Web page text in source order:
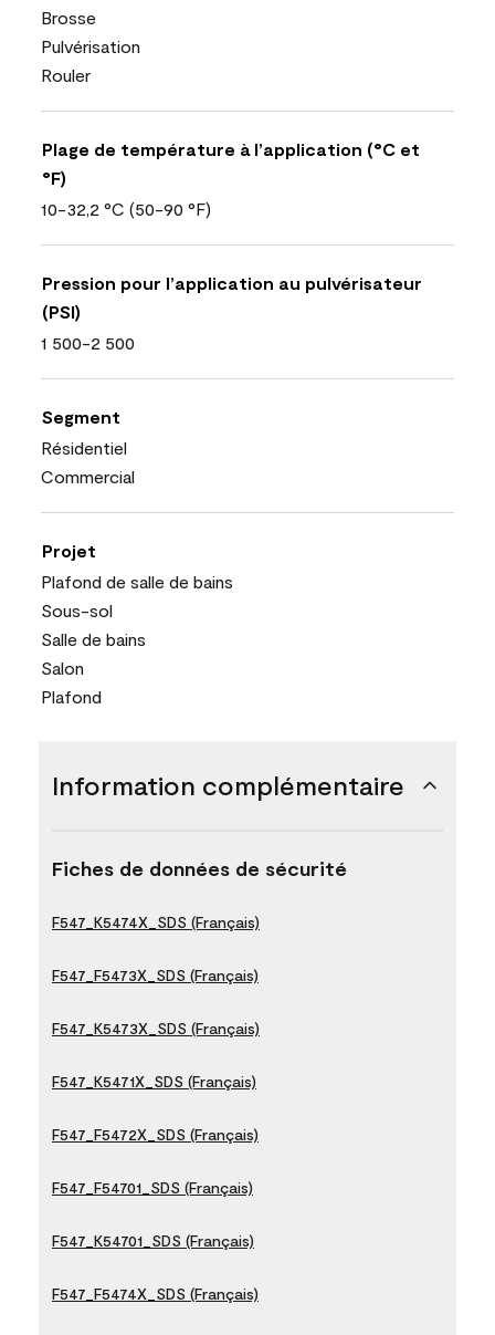
Brosse
Pulvérisation
Rouler
Plage de température à l’application (°C et
°F)
10-32,2 °C (50-90 °F)
Pression pour l’application au pulvérisateur
(PSI)
1 500-2 500
Segment
Résidentiel
Commercial
Projet
Plafond de salle de bains
Sous-sol
Salle de bains
Salon
Plafond
Information complémentaire
Fiches de données de sécurité
F547_K5474X_SDS (Français)
F547_F5473X_SDS (Français)
F547_K5473X_SDS (Français)
F547_K5471X_SDS (Français)
F547_F5472X_SDS (Français)
F547_F54701_SDS (Français)
F547_K54701_SDS (Français)
F547_F5474X_SDS (Français)